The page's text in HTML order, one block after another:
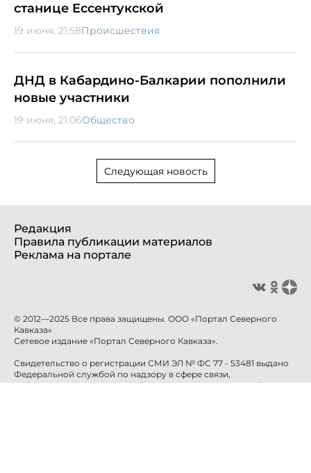
станице Ессентукской
19 июня, 21:58Происшествия
ДНД в Кабардино-Балкарии пополнили
новые участники
19 июня, 21:06Общество
Следующая новость
Редакция
Правила публикации материалов
Реклама на портале
© 2012—2025 Все права защищены. ООО «Портал Северного
Кавказа»
Сетевое издание «Портал Северного Кавказа».
Свидетельство о регистрации СМИ ЭЛ № ФС 77 - 53481 выдано
Федеральной службой по надзору в сфере связи,
информационных технологий и массовых коммуникаций